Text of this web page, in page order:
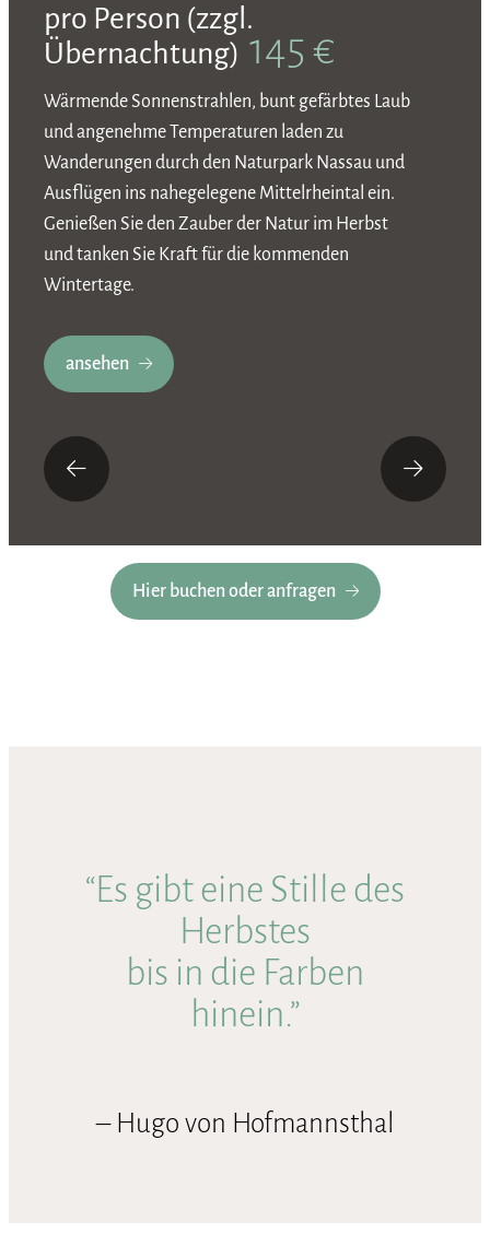
pro Person (zzgl.
Übernachtung) 145 €
Wärmende Sonnenstrahlen, bunt gefärbtes Laub
und angenehme Temperaturen laden zu
Wanderungen durch den Naturpark Nassau und
Ausflügen ins nahegelegene Mittelrheintal ein.
Genießen Sie den Zauber der Natur im Herbst
und tanken Sie Kraft für die kommenden
Wintertage.
ansehen
Hier buchen oder anfragen
“Es gibt eine Stille des
Herbstes
bis in die Farben
hinein.”
– Hugo von Hofmannsthal